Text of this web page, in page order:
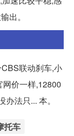
出。
联动刹车,小
价一样,12800
法只... 本。
托车